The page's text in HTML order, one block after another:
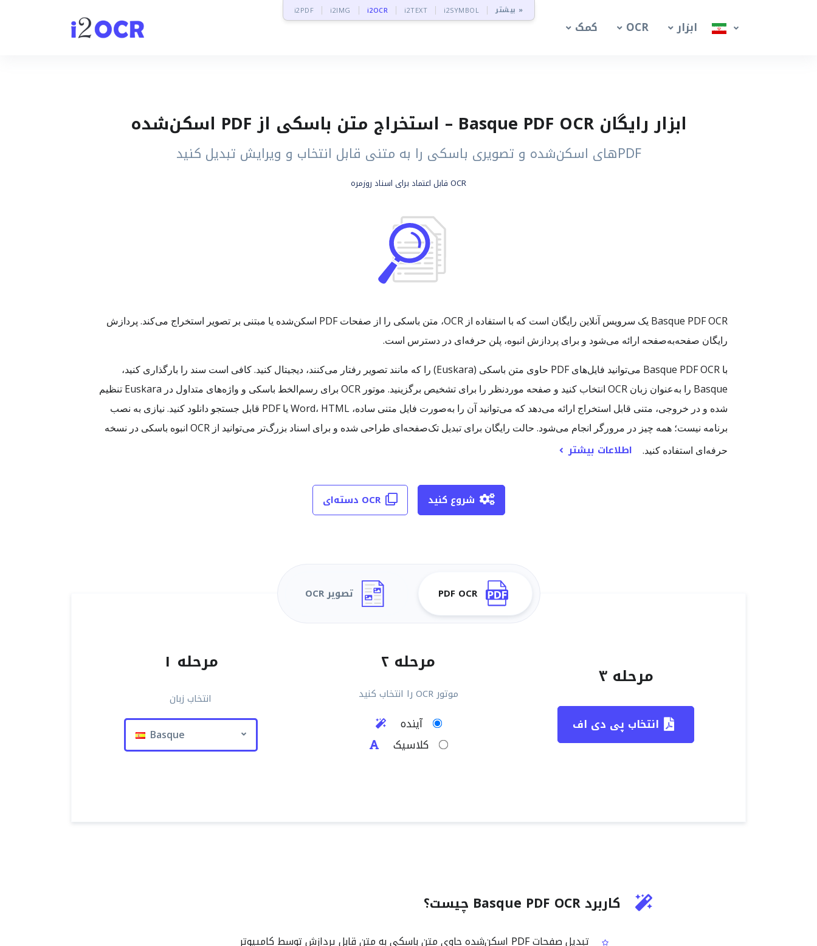
i2PDF i2IMG i2OCR i2TEXT i2SYMBOL بیشتر »
کمک OCR ابزار
ابزار رایگان Basque PDF OCR – استخراج متن باسکی از PDF اسکن‌شده
PDFهای اسکن‌شده و تصویری باسکی را به متنی قابل انتخاب و ویرایش تبدیل کنید
OCR قابل اعتماد برای اسناد روزمره
Basque PDF OCR یک سرویس آنلاین رایگان است که با استفاده از OCR، متن باسکی را از صفحات PDF اسکن‌شده یا مبتنی بر تصویر استخراج می‌کند. پردازش
رایگان صفحه‌به‌صفحه ارائه می‌شود و برای پردازش انبوه، پلن حرفه‌ای در دسترس است.
با Basque PDF OCR می‌توانید فایل‌های PDF حاوی متن باسکی (Euskara) را که مانند تصویر رفتار می‌کنند، دیجیتال کنید. کافی است سند را بارگذاری کنید،
Basque را به‌عنوان زبان OCR انتخاب کنید و صفحه موردنظر را برای تشخیص برگزینید. موتور OCR برای رسم‌الخط باسکی و واژه‌های متداول در Euskara تنظیم
شده و در خروجی، متنی قابل استخراج ارائه می‌دهد که می‌توانید آن را به‌صورت فایل متنی ساده، Word، HTML یا PDF قابل جستجو دانلود کنید. نیازی به نصب
برنامه نیست؛ همه چیز در مرورگر انجام می‌شود. حالت رایگان برای تبدیل تک‌صفحه‌ای طراحی شده و برای اسناد بزرگ‌تر می‌توانید از OCR انبوه باسکی در نسخه
حرفه‌ای استفاده کنید.
اطلاعات بیشتر
OCR دسته‌ای شروع کنید
تصویر OCR PDF OCR
مرحله ۱
انتخاب زبان
Basque
مرحله ۲
موتور OCR را انتخاب کنید
آینده
کلاسیک
مرحله ۳
انتخاب پی دی اف
کاربرد Basque PDF OCR چیست؟
تبدیل صفحات PDF اسکن‌شده حاوی متن باسکی به متن قابل پردازش توسط کامپیوتر